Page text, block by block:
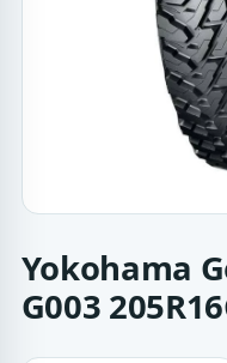
Yokohama
G003